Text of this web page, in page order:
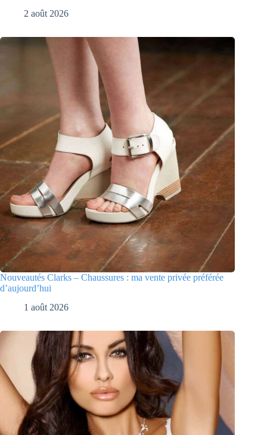
2 août 2026
Nouveautés Clarks – Chaussures : ma vente privée préférée
d’aujourd’hui
1 août 2026